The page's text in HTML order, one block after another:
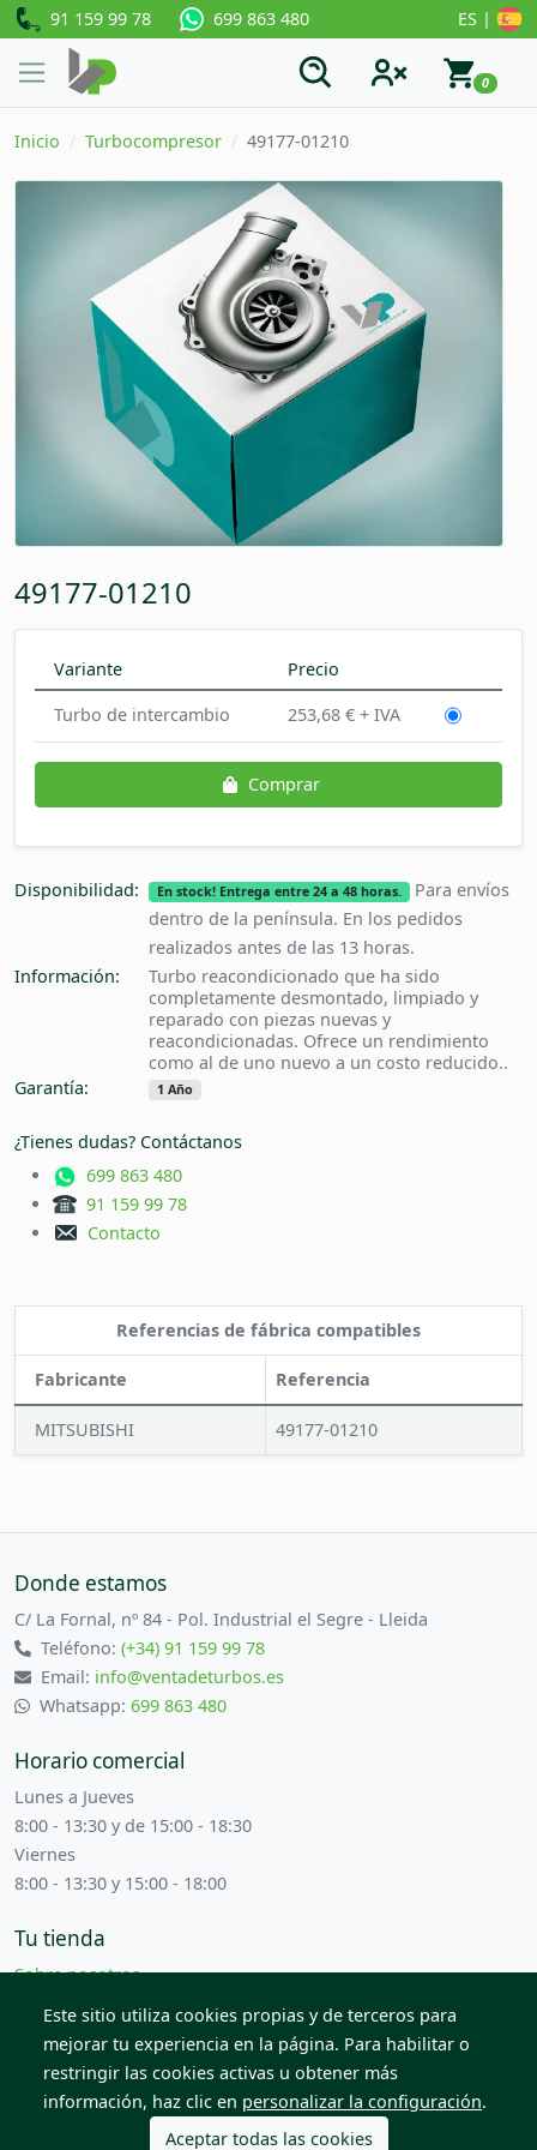
91 159 99 78 699 863 480 ES |
0
Inicio Turbocompresor 49177-01210
49177-01210
Variante
Precio
Turbo de intercambio
253,68 € + IVA
Comprar
Disponibilidad: En stock! Entrega entre 24 a 48 horas.
Para envíos
dentro de la península. En los pedidos
realizados antes de las 13 horas.
Información:
Turbo reacondicionado que ha sido
completamente desmontado, limpiado y
reparado con piezas nuevas y
reacondicionadas. Ofrece un rendimiento
como al de uno nuevo a un costo reducido..
Garantía:
1 Año
¿Tienes dudas? Contáctanos
699 863 480
91 159 99 78
Contacto
Referencias de fábrica compatibles
Fabricante Referencia
MITSUBISHI 49177-01210
Donde estamos
C/ La Fornal, nº 84 - Pol. Industrial el Segre - Lleida
Teléfono:(+34) 91 159 99 78
Email: info@ventadeturbos.es
Whatsapp: 699 863 480
Horario comercial
Lunes a Jueves
8:00 - 13:30 y de 15:00 - 18:30
Viernes
8:00 - 13:30 y 15:00 - 18:00
Tu tienda
Sobre nosotros
Términos y condiciones
Contacta con nosotros
© 2026 Todos los derechos reservados. Venta de Piezas
2012 S.L.
Este sitio utiliza cookies propias y de terceros para
mejorar tu experiencia en la página. Para habilitar o
restringir las cookies activas u obtener más
información, haz clic en personalizar la configuración.
Aceptar todas las cookies